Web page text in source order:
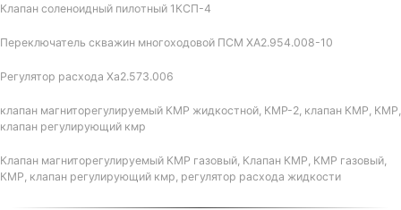
Клапан соленоидный пилотный 1КСП-4
Переключатель скважин многоходовой ПСМ ХА2.954.008-10
Регулятор расхода Ха2.573.006
клапан магниторегулируемый КМР жидкостной, КМР-2, клапан КМР, КМР,
клапан регулирующий кмр
Клапан магниторегулируемый КМР газовый, Клапан КМР, КМР газовый,
КМР, клапан регулирующий кмр, регулятор расхода жидкости